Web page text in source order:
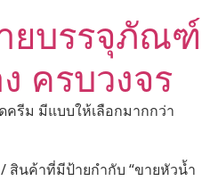
ยบรรจุภัณฑ์
ครบวงจร
ครีม มีแบบให้เลือกมากกว่า
/ สินค้าที่มีป้ายกำกับ “ขายหัวน้ำ